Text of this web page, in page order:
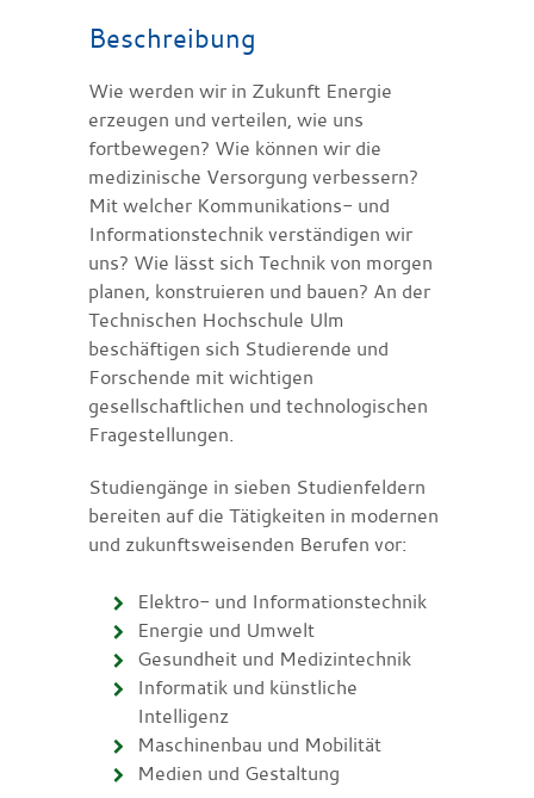
Beschreibung
Wie werden wir in Zukunft Energie
erzeugen und verteilen, wie uns
fortbewegen? Wie können wir die
medizinische Versorgung verbessern?
Mit welcher Kommunikations- und
Informationstechnik verständigen wir
uns? Wie lässt sich Technik von morgen
planen, konstruieren und bauen? An der
Technischen Hochschule Ulm
beschäftigen sich Studierende und
Forschende mit wichtigen
gesellschaftlichen und technologischen
Fragestellungen.
Studiengänge in sieben Studienfeldern
bereiten auf die Tätigkeiten in modernen
und zukunftsweisenden Berufen vor:
Elektro- und Informationstechnik
Energie und Umwelt
Gesundheit und Medizintechnik
Informatik und künstliche
Intelligenz
Maschinenbau und Mobilität
Medien und Gestaltung